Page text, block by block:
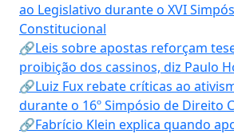
ao Legislativo durante o XVI
Constitucional
🔗Leis sobre apostas reforçam
proibição dos cassinos, diz Paulo
🔗Luiz Fux rebate críticas ao
durante o 16º Simpósio de Direito
🔗Fabrício Klein explica quando